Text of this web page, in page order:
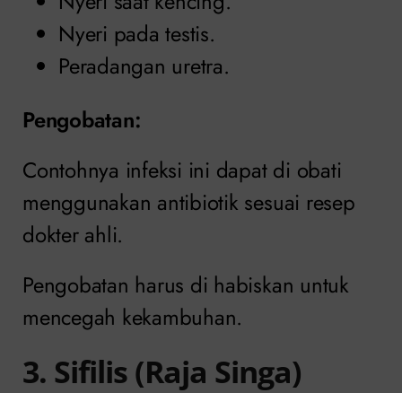
Nyeri pada testis.
Peradangan uretra.
Pengobatan:
Contohnya infeksi ini dapat di obati
menggunakan antibiotik sesuai resep
dokter ahli.
Pengobatan harus di habiskan untuk
mencegah kekambuhan.
3. Sifilis (Raja Singa)